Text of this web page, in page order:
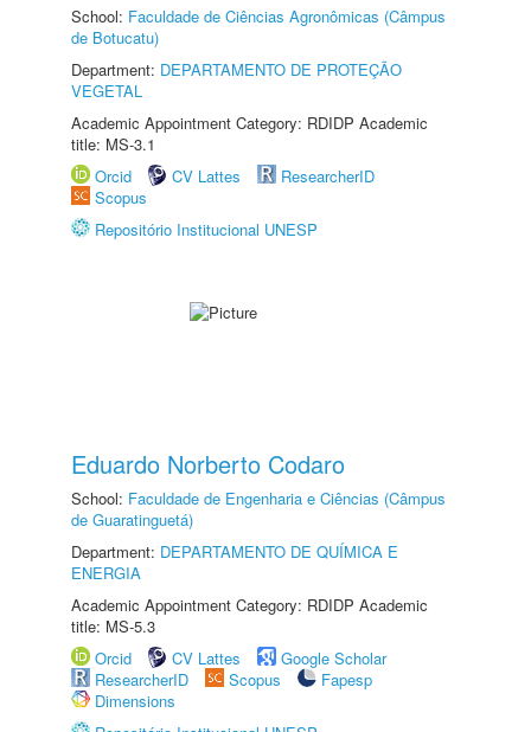
School: Faculdade de Ciências Agronômicas (Câmpus
de Botucatu)
Department: DEPARTAMENTO DE PROTEÇÃO
VEGETAL
Academic Appointment Category: RDIDP Academic
title: MS-3.1
Orcid
CV Lattes
ResearcherID
Scopus
Repositório Institucional UNESP
Eduardo Norberto Codaro
School: Faculdade de Engenharia e Ciências (Câmpus
de Guaratinguetá)
Department: DEPARTAMENTO DE QUÍMICA E
ENERGIA
Academic Appointment Category: RDIDP Academic
title: MS-5.3
Orcid
CV Lattes
Google Scholar
ResearcherID
Scopus
Fapesp
Dimensions